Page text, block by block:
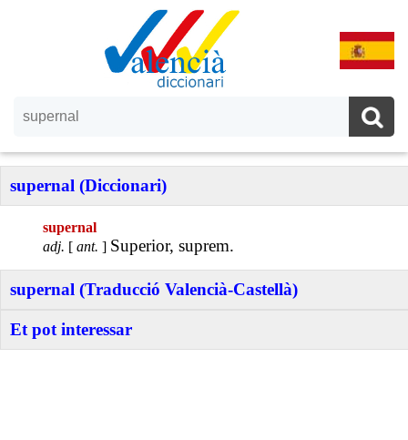
supernal (Diccionari)
supernal
adj. [ ant. ] Superior, suprem.
supernal (Traducció Valencià-Castellà)
Et pot interessar